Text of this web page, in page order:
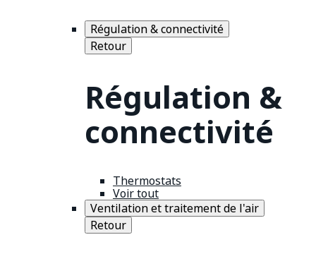
Régulation & connectivité
Retour
Régulation &
connectivité
Thermostats
Voir tout
Ventilation et traitement de l'air
Retour